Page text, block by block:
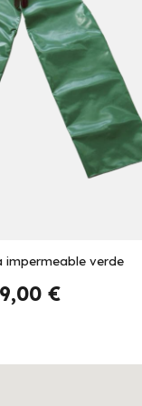
impermeable verde
€